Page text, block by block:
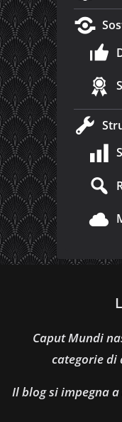
Caput Mundi
categorie di
Il blog si impegna